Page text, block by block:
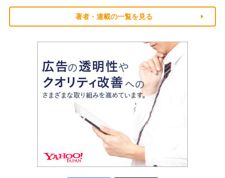
著者・連載の一覧を見る